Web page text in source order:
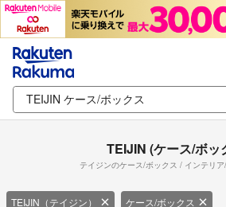
TEIJIN (ケース/ボッ
テイジンのケース/ボックス / インテリ
TEIJIN（テイジン） ケース/ボックス